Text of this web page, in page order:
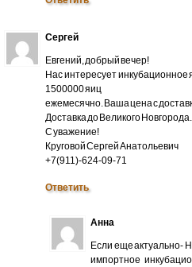
Сергей
Евгений, добрый вечер!
Нас интересует инкубационное
1500000 яиц
ежемесячно. Ваша цена с
Доставка до Великого Новгорода.
С уважение!
Круговой Сергей Анатольевич
+7(911)-624-09-71
Ответить
Анна
Если еще актуально-
импортное